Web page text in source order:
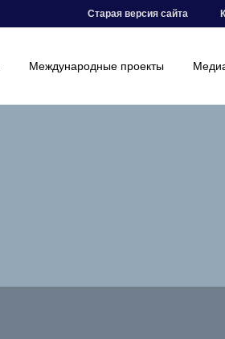
Старая версия сайта
Международные проекты